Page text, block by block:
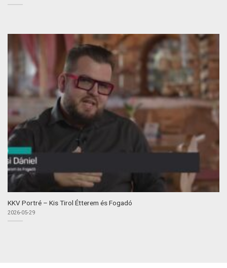
KKV Portré – Kis Tirol Étterem és Fogadó
2026-05-29